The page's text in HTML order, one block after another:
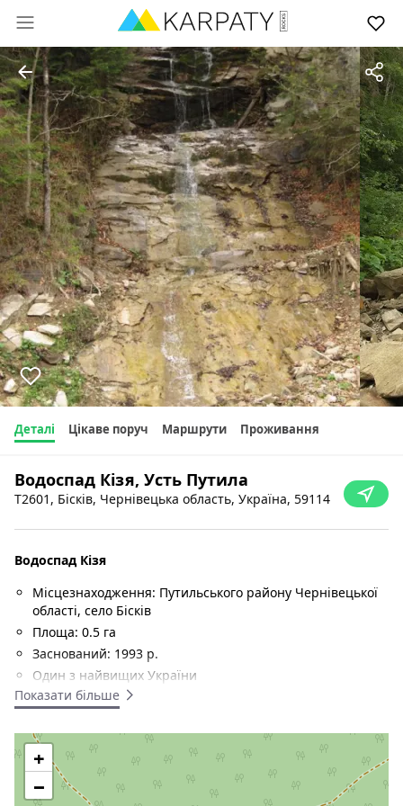
Деталі Цікаве поруч Маршрути Проживання
Водоспад Кізя, Усть Путила
T2601, Бісків, Чернівецька область, Україна, 59114
Водоспад Кізя
Місцезнаходження: Путильського району Чернівецької
області, село Бісків
Площа: 0.5 га
Заснований: 1993 р.
Один з найвищих України
Висота: 12 м.
Каскад водоспадів з перепадом висот 16 м. Розміщений на
потічку - правий притоці потоку Бісків. Сам потік тече
через однойменне село і впадає у річку Путилку. Послідній
час водоспад являє собою сухі камені, а причиной є масова
Показати більше
+
−